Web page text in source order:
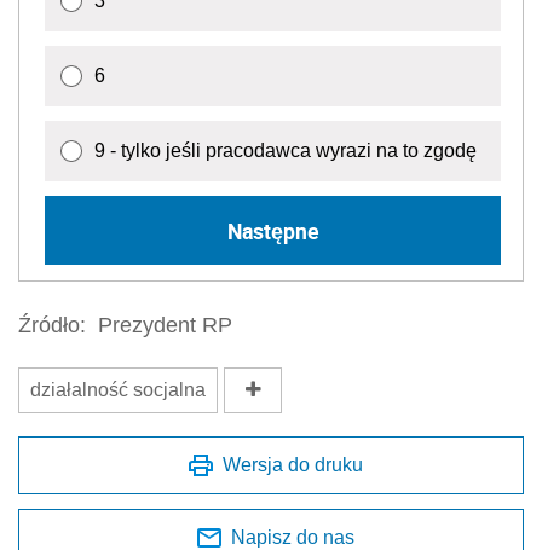
6
9 - tylko jeśli pracodawca wyrazi na to zgodę
Następne
Źródło: Prezydent RP
działalność socjalna
Wersja do druku
Napisz do nas